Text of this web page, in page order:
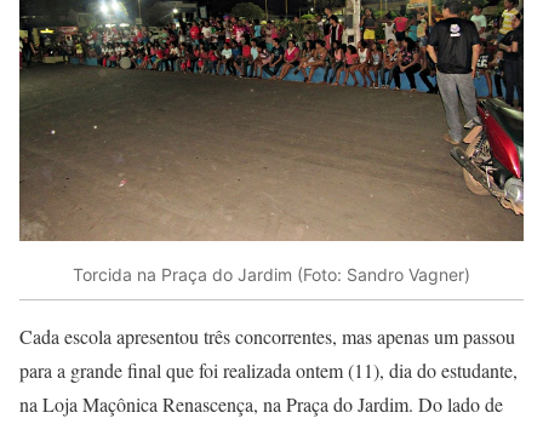
Torcida na Praça do Jardim (Foto: Sandro Vagner)
Cada escola apresentou três concorrentes, mas apenas um passou
para a grande final que foi realizada ontem (11), dia do estudante,
na Loja Maçônica Renascença, na Praça do Jardim. Do lado de